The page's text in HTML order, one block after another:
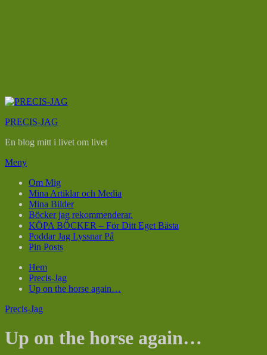
Hoppa
innehåll
PRECIS-JAG
En blog mitt i livet om livet
Meny
Om Mig
Mina Artiklar och Media
Mina Bilder
Böcker jag rekommenderar.
KÖPA BÖCKER – För Ditt Eget Bästa
Poddar Jag Lyssnar På
Pin Posts
Hem
Precis-Jag
Up on the horse again…
Precis-Jag
Up on the horse again…